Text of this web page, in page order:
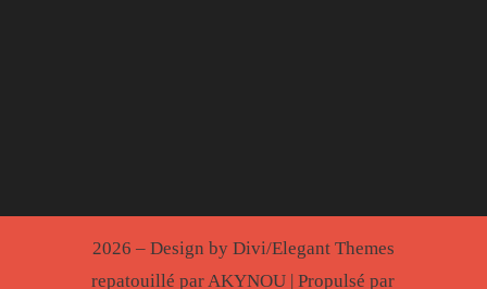
2026 – Design by Divi/Elegant Themes
repatouillé par AKYNOU | Propulsé par